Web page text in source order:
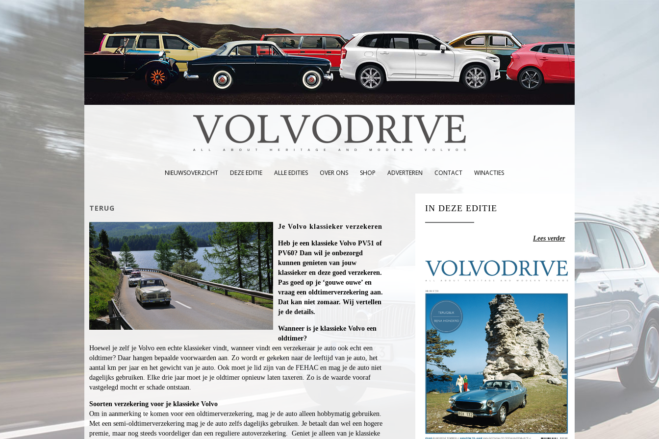
NIEUWSOVERZICHT DEZE EDITIE ALLE EDITIES OVER ONS SHOP ADVERTEREN CONTACT WINACTIES
TERUG
Je Volvo klassieker verzekeren
Heb je een klassieke Volvo PV51 of
PV60? Dan wil je onbezorgd
kunnen genieten van jouw
klassieker en deze goed verzekeren.
Pas goed op je ‘gouwe ouwe’ en
vraag een oldtimerverzekering aan.
Dat kan niet zomaar. Wij vertellen
je de details.
Wanneer is je klassieke Volvo een
oldtimer?
Hoewel je zelf je Volvo een echte klassieker vindt, wanneer vindt een verzekeraar je auto ook echt een
oldtimer? Daar hangen bepaalde voorwaarden aan. Zo wordt er gekeken naar de leeftijd van je auto, het
aantal km per jaar en het gewicht van je auto. Ook moet je lid zijn van de FEHAC en mag je de auto niet
dagelijks gebruiken. Elke drie jaar moet je je oldtimer opnieuw laten taxeren. Zo is de waarde vooraf
vastgelegd mocht er schade ontstaan.
Soorten verzekering voor je klassieke Volvo
Om in aanmerking te komen voor een oldtimerverzekering, mag je de auto alleen hobbymatig gebruiken.
Met een semi-oldtimerverzekering mag je de auto zelfs dagelijks gebruiken. Je betaalt dan wel een hogere
premie, maar nog steeds voordeliger dan een reguliere autoverzekering. Geniet je alleen van je klassieke
IN DEZE EDITIE
Lees verder